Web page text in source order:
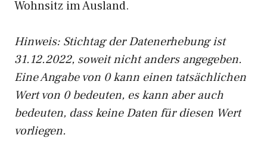
Wohnsitz im Ausland.
Hinweis: Stichtag der Datenerhebung ist
31.12.2022, soweit nicht anders angegeben.
Eine Angabe von 0 kann einen tatsächlichen
Wert von 0 bedeuten, es kann aber auch
bedeuten, dass keine Daten für diesen Wert
vorliegen.